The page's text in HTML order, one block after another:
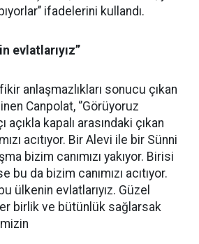
ifadelerini kullandı.
evlatlarıyız’’
anlaşmazlıkları sonucu çıkan
Canpolat, ‘’Görüyoruz
kapalı arasındaki çıkan
acıtıyor. Bir Alevi ile bir Sünni
bizim canımızı yakıyor. Birisi
da bizim canımızı acıtıyor.
ülkenin evlatlarıyız. Güzel
birlik ve bütünlük sağlarsak